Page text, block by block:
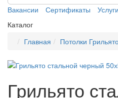
Вакансии Сертификаты Услуги
Каталог
Главная Потолки
Грильято